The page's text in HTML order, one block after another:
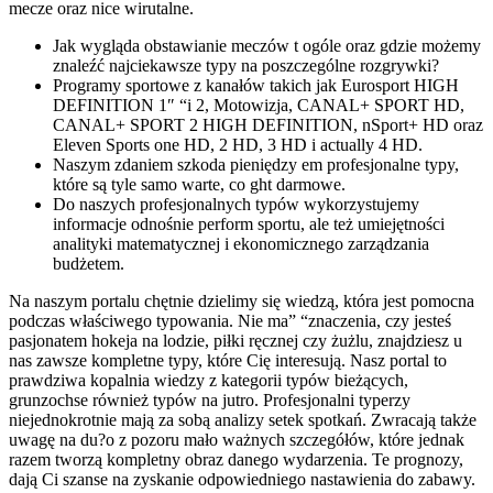
mecze oraz nice wirutalne.
Jak wygląda obstawianie meczów t ogóle oraz gdzie możemy
znaleźć najciekawsze typy na poszczególne rozgrywki?
Programy sportowe z kanałów takich jak Eurosport HIGH
DEFINITION 1″ “i 2, Motowizja, CANAL+ SPORT HD,
CANAL+ SPORT 2 HIGH DEFINITION, nSport+ HD oraz
Eleven Sports one HD, 2 HD, 3 HD i actually 4 HD.
Naszym zdaniem szkoda pieniędzy em profesjonalne typy,
które są tyle samo warte, co ght darmowe.
Do naszych profesjonalnych typów wykorzystujemy
informacje odnośnie perform sportu, ale też umiejętności
analityki matematycznej i ekonomicznego zarządzania
budżetem.
Na naszym portalu chętnie dzielimy się wiedzą, która jest pomocna
podczas właściwego typowania. Nie ma” “znaczenia, czy jesteś
pasjonatem hokeja na lodzie, piłki ręcznej czy żużlu, znajdziesz u
nas zawsze kompletne typy, które Cię interesują. Nasz portal to
prawdziwa kopalnia wiedzy z kategorii typów bieżących,
grunzochse również typów na jutro. Profesjonalni typerzy
niejednokrotnie mają za sobą analizy setek spotkań. Zwracają także
uwagę na du?o z pozoru mało ważnych szczegółów, które jednak
razem tworzą kompletny obraz danego wydarzenia. Te prognozy,
dają Ci szanse na zyskanie odpowiedniego nastawienia do zabawy.